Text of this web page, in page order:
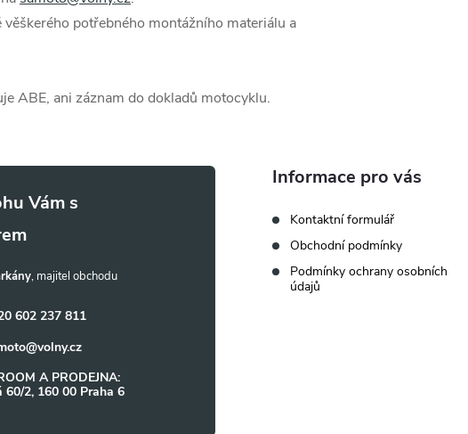
potřebného montážního materiálu a
ABE, ani záznam do dokladů motocyklu.
602 237 811
@volny.cz
A PRODEJNA:
60/2, 160 00 Praha 6
Informace pro vás
Kontaktní formulář
Obchodní podmínky
Podmínky ochrany osobních
údajů